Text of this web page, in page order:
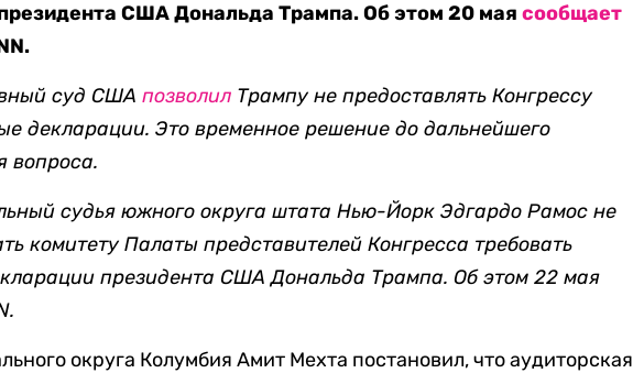
США Дональда Трампа. Об этом 20 маясообщает
суд СШАпозволил Трампу не предоставлять Конгрессу
декларации. Это временное решение до дальнейшего
вопроса.
судья южного округа штата Нью-Йорк Эдгардо Рамос не
комитету Палаты представителей Конгресса требовать
президента США Дональда Трампа. Об этом 22 мая
округа Колумбия Амит Мехта постановил, что аудиторская